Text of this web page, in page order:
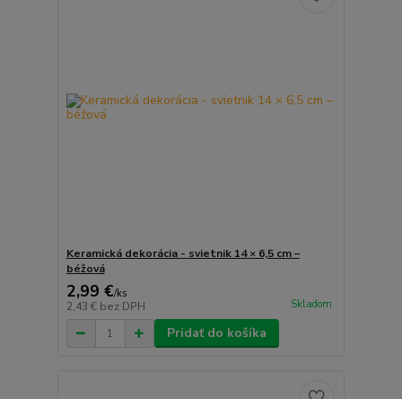
Keramická dekorácia - svietnik 14 × 6,5 cm –
béžová
2,99 €/ks
2,43 € bez DPH Skladom
Pridať do košíka